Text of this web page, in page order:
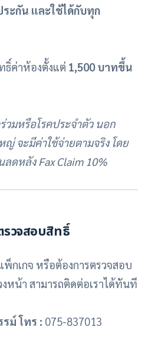
ะกัน และใช้ได้กับทุก
ธิ์ค่าห้องตั้งแต่ 1,500 บาทขึ้น
วมหรือโรคประจำตัว นอก
ญ่ จะมีค่าใช้จ่ายตามจริง โดย
ดหลัง Fax Claim 10%
วจสอบสิทธิ์
กเกจ หรือต้องการตรวจสอบ
หน้า สามารถติดต่อเราได้ทันที
ม์ โทร : 075-837013